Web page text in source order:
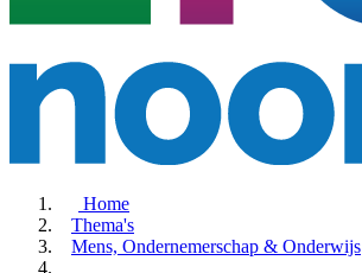
Home
Thema's
Mens, Ondernemerschap & Onderwijs